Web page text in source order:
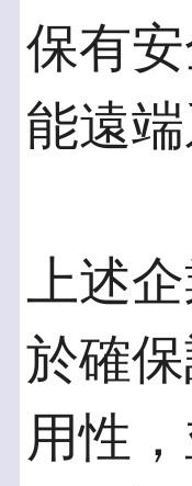
保有
能遠端
上述
於確
用性